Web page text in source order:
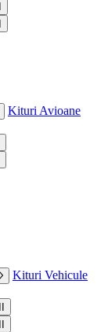
Kituri Avioane
Kituri Vehicule